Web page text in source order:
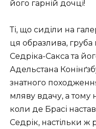
його гарній дочці!
Ті, що сиділи на
ця образлива,
Седріка-Сакса та
Адельстана
знатного
мляву вдачу, а тому
коли де Брасі
Седрік, настільки ж